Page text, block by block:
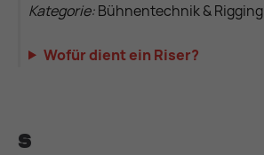
Kategorie:Bühnentechnik & Rigging
Wofür dient ein Riser?
S